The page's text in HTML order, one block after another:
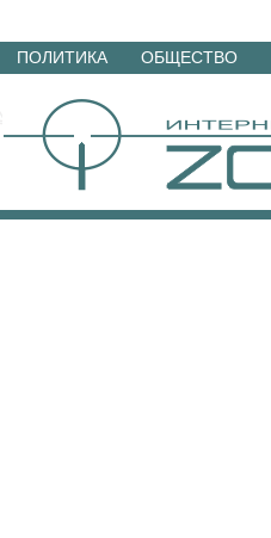
Перейти
материалам
ПОЛИТИКА ОБЩЕСТВО